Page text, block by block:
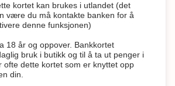
kortet kan brukes i utlandet (det
være du må kontakte banken for å
denne funksjonen)
18 år og oppover. Bankkortet
bruk i butikk og til å ta ut penger i
ofte dette kortet som er knyttet opp
din.